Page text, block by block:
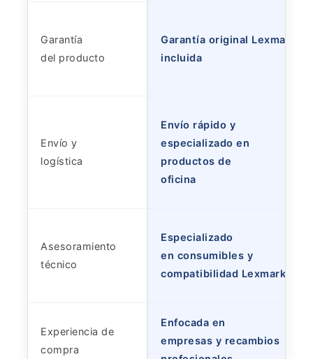
Garantía
del producto
Garantía original Lexmark
incluida
Envío y
logística
Envío rápido y
especializado en
productos de
oficina
Asesoramiento
técnico
Especializado
en consumibles y
compatibilidad Lexmark
Experiencia de
compra
Enfocada en
empresas y recambios